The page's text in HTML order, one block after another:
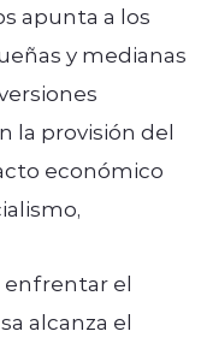
apunta a los
y medianas
la provisión del
económico
enfrentar el
alcanza el